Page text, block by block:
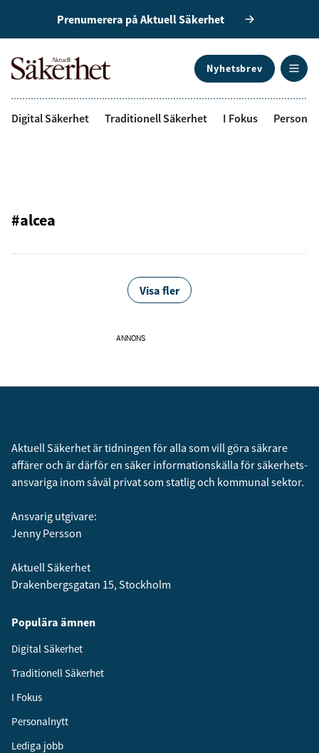
Prenumerera på Aktuell Säkerhet
Nyhetsbrev
Digital Säkerhet Traditionell Säkerhet I Fokus
#alcea
Visa fler
ANNONS
Aktuell Säkerhet är tidningen för alla som vill göra säkrare
affärer och är därför en säker informationskälla för säkerhets­
ansvariga inom såväl privat som statlig och kommunal sektor.
Ansvarig utgivare:
Jenny Persson
Aktuell Säkerhet
Drakenbergsgatan 15, Stockholm
Populära ämnen
Digital Säkerhet
Traditionell Säkerhet
I Fokus
Personalnytt
Lediga jobb